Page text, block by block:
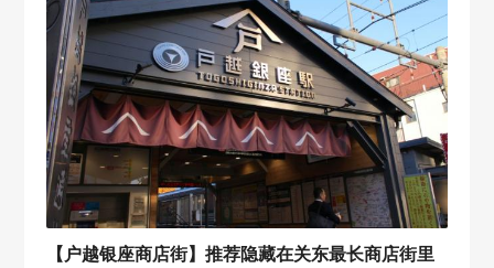
【户越银座商店街】推荐隐藏在关东最长商店街里